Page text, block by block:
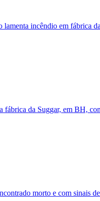
lamenta incêndio em fábrica
fábrica da Suggar, em BH,
morto e com sinais